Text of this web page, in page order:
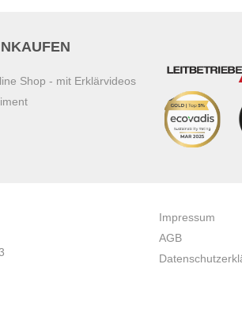
Shop - mit Erklärvideos
Impressum
AGB